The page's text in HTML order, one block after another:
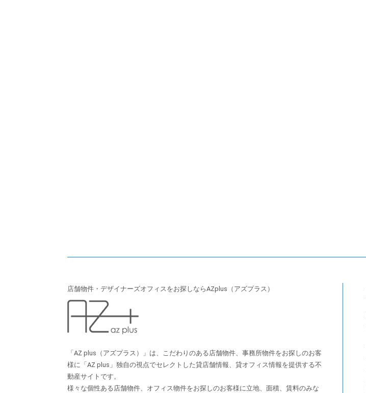
店舗物件・デザイナーズオフィスをお探しならAZplus（アズプラス）
「AZ plus（アズプラス）」は、こだわりのある店舗物件、事務所物件をお探しのお客
様に「AZ plus」独⾃の視点でセレクトした貸店舗情報、貸オフィス情報を提供する不
動産サイトです。
様々な個性ある店舗物件、オフィス物件をお探しのお客様に⽴地、⾯積、賃料のみな